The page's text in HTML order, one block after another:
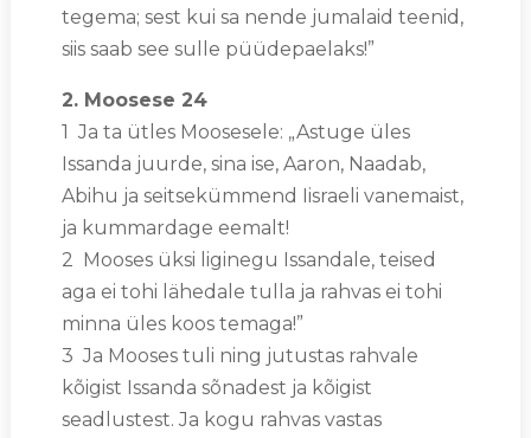
tegema; sest kui sa nende jumalaid teenid,
siis saab see sulle püüdepaelaks!”
2. Moosese 24
1 Ja ta ütles Moosesele: „Astuge üles
Issanda juurde, sina ise, Aaron, Naadab,
Abihu ja seitsekümmend Iisraeli vanemaist,
ja kummardage eemalt!
2 Mooses üksi liginegu Issandale, teised
aga ei tohi lähedale tulla ja rahvas ei tohi
minna üles koos temaga!”
3 Ja Mooses tuli ning jutustas rahvale
kõigist Issanda sõnadest ja kõigist
seadlustest. Ja kogu rahvas vastas